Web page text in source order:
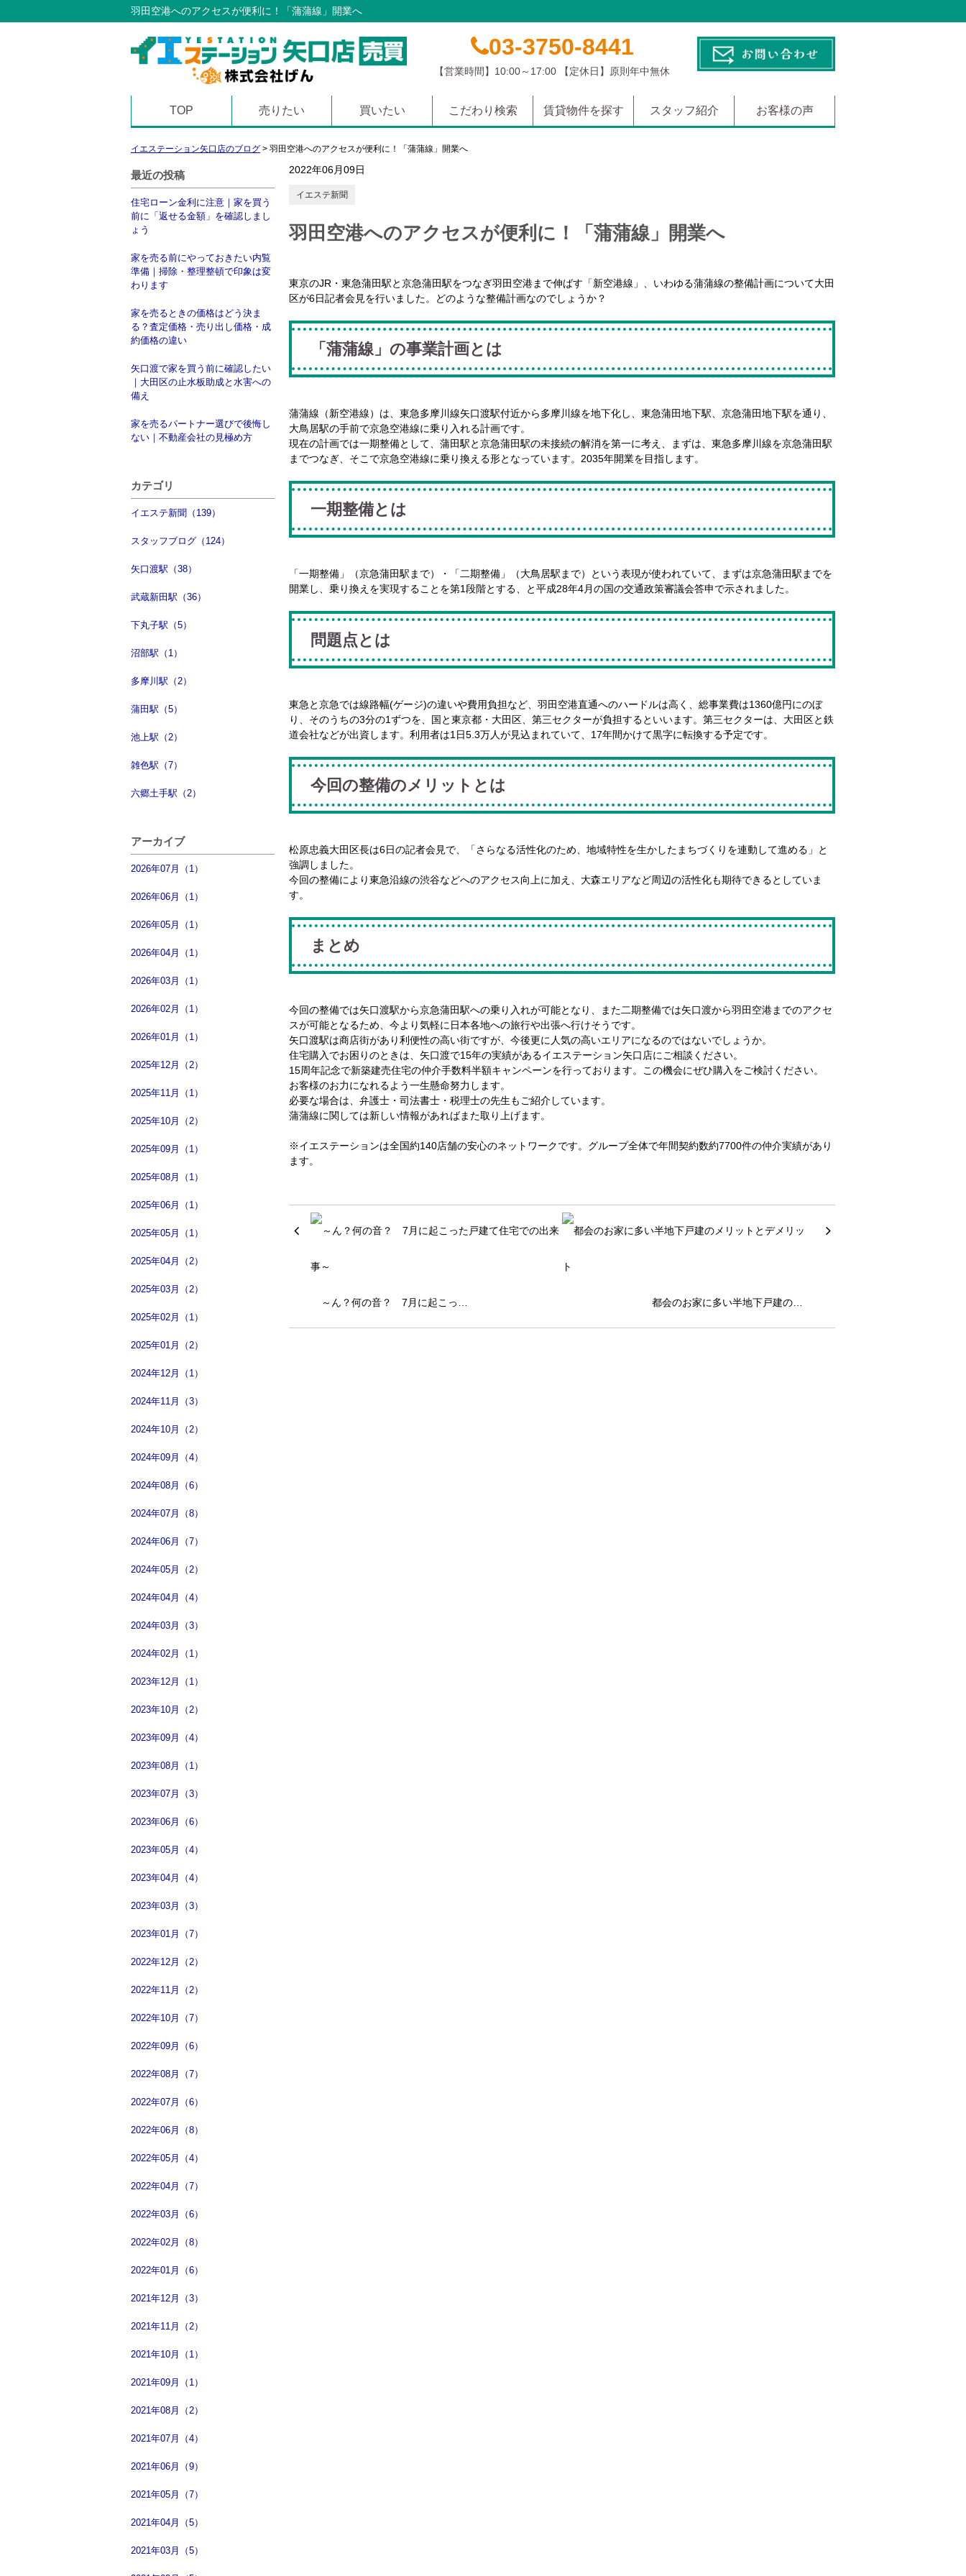
羽田空港へのアクセスが便利に！「蒲蒲線」開業へ
03-3750-8441
【営業時間】10:00～17:00 【定休日】原則年中無休
TOP 売りたい 買いたい こだわり検索 賃貸物件を探す スタッフ紹介 お客様の声
イエステーション矢口店のブログ > 羽田空港へのアクセスが便利に！「蒲蒲線」開業へ
最近の投稿
住宅ローン金利に注意｜家を買う
前に「返せる金額」を確認しまし
ょう
家を売る前にやっておきたい内覧
準備｜掃除・整理整頓で印象は変
わります
家を売るときの価格はどう決ま
る？査定価格・売り出し価格・成
約価格の違い
矢口渡で家を買う前に確認したい
｜大田区の止水板助成と水害への
備え
家を売るパートナー選びで後悔し
ない｜不動産会社の見極め方
カテゴリ
イエステ新聞（139）
スタッフブログ（124）
矢口渡駅（38）
武蔵新田駅（36）
下丸子駅（5）
沼部駅（1）
多摩川駅（2）
蒲田駅（5）
池上駅（2）
雑色駅（7）
六郷土手駅（2）
アーカイブ
2026年07月（1）
2026年06月（1）
2026年05月（1）
2026年04月（1）
2026年03月（1）
2026年02月（1）
2026年01月（1）
2025年12月（2）
2025年11月（1）
2025年10月（2）
2025年09月（1）
2025年08月（1）
2025年06月（1）
2025年05月（1）
2025年04月（2）
2025年03月（2）
2025年02月（1）
2025年01月（2）
2024年12月（1）
2024年11月（3）
2024年10月（2）
2024年09月（4）
2024年08月（6）
2024年07月（8）
2024年06月（7）
2024年05月（2）
2024年04月（4）
2024年03月（3）
2024年02月（1）
2023年12月（1）
2023年10月（2）
2023年09月（4）
2023年08月（1）
2023年07月（3）
2023年06月（6）
2023年05月（4）
2023年04月（4）
2023年03月（3）
2023年01月（7）
2022年12月（2）
2022年11月（2）
2022年10月（7）
2022年09月（6）
2022年08月（7）
2022年07月（6）
2022年06月（8）
2022年05月（4）
2022年04月（7）
2022年03月（6）
2022年02月（8）
2022年01月（6）
2021年12月（3）
2021年11月（2）
2021年10月（1）
2021年09月（1）
2021年08月（2）
2021年07月（4）
2021年06月（9）
2021年05月（7）
2021年04月（5）
2021年03月（5）
2022年06月09日
イエステ新聞
羽田空港へのアクセスが便利に！「蒲蒲線」開業へ
東京のJR・東急蒲田駅と京急蒲田駅をつなぎ羽田空港まで伸ばす「新空港線」、いわゆる蒲蒲線の整備計画について大田
区が6日記者会見を行いました。どのような整備計画なのでしょうか？
「蒲蒲線」の事業計画とは
蒲蒲線（新空港線）は、東急多摩川線矢口渡駅付近から多摩川線を地下化し、東急蒲田地下駅、京急蒲田地下駅を通り、
大鳥居駅の手前で京急空港線に乗り入れる計画です。
現在の計画では一期整備として、蒲田駅と京急蒲田駅の未接続の解消を第一に考え、まずは、東急多摩川線を京急蒲田駅
までつなぎ、そこで京急空港線に乗り換える形となっています。2035年開業を目指します。
一期整備とは
「一期整備」（京急蒲田駅まで）・「二期整備」（大鳥居駅まで）という表現が使われていて、まずは京急蒲田駅までを
開業し、乗り換えを実現することを第1段階とする、と平成28年4月の国の交通政策審議会答申で示されました。
問題点とは
東急と京急では線路幅(ゲージ)の違いや費用負担など、羽田空港直通へのハードルは高く、総事業費は1360億円にのぼ
り、そのうちの3分の1ずつを、国と東京都・大田区、第三セクターが負担するといいます。第三セクターは、大田区と鉄
道会社などが出資します。利用者は1日5.3万人が見込まれていて、17年間かけて黒字に転換する予定です。
今回の整備のメリットとは
松原忠義大田区長は6日の記者会見で、「さらなる活性化のため、地域特性を生かしたまちづくりを連動して進める」と
強調しました。
今回の整備により東急沿線の渋谷などへのアクセス向上に加え、大森エリアなど周辺の活性化も期待できるとしていま
す。
まとめ
今回の整備では矢口渡駅から京急蒲田駅への乗り入れが可能となり、また二期整備では矢口渡から羽田空港までのアクセ
スが可能となるため、今より気軽に日本各地への旅行や出張へ行けそうです。
矢口渡駅は商店街があり利便性の高い街ですが、今後更に人気の高いエリアになるのではないでしょうか。
住宅購入でお困りのときは、矢口渡で15年の実績があるイエステーション矢口店にご相談ください。
15周年記念で新築建売住宅の仲介手数料半額キャンペーンを行っております。この機会にぜひ購入をご検討ください。
お客様のお力になれるよう一生懸命努力します。
必要な場合は、弁護士・司法書士・税理士の先生もご紹介しています。
蒲蒲線に関しては新しい情報があればまた取り上げます。
※イエステーションは全国約140店舗の安心のネットワークです。グループ全体で年間契約数約7700件の仲介実績があり
ます。
～ん？何の音？ 7月に起こっ… 都会のお家に多い半地下戸建の…